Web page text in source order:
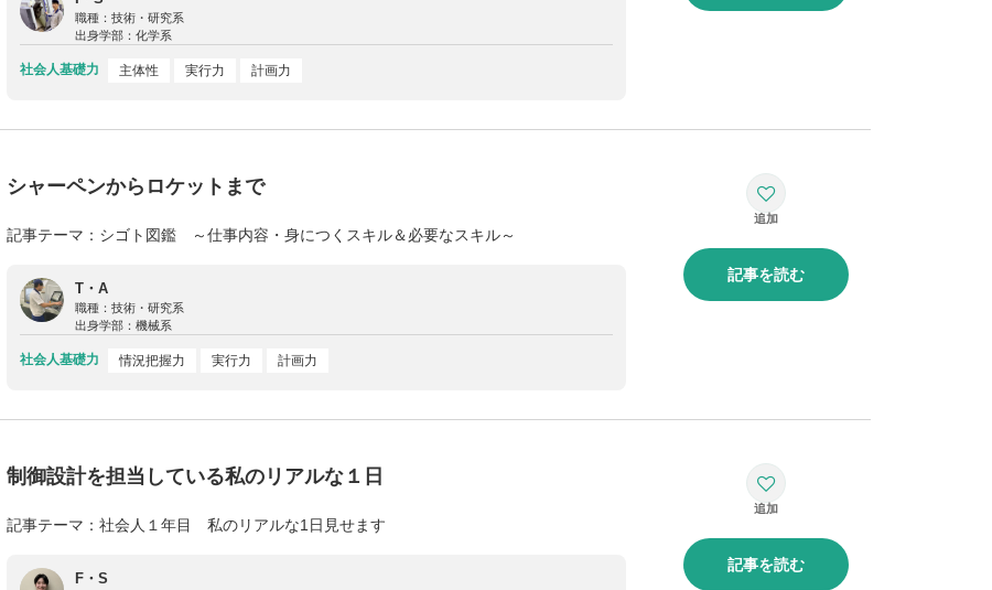
職種： 技術・研究系
出身学部： 化学系
社会人基礎力 主体性 実行力 計画力
シャーペンからロケットまで
記事テーマ：シゴト図鑑 ～仕事内容・身につくスキル＆必要なスキル～
T・A
職種： 技術・研究系
出身学部： 機械系
社会人基礎力 情況把握力 実行力 計画力
記事を読む
制御設計を担当している私のリアルな１日
記事テーマ：社会人１年目 私のリアルな1日見せます
F・S
記事を読む